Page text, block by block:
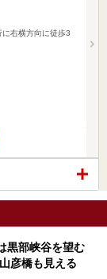
右横方向に徒歩3
黒部峡谷を望む
彦橋も見える